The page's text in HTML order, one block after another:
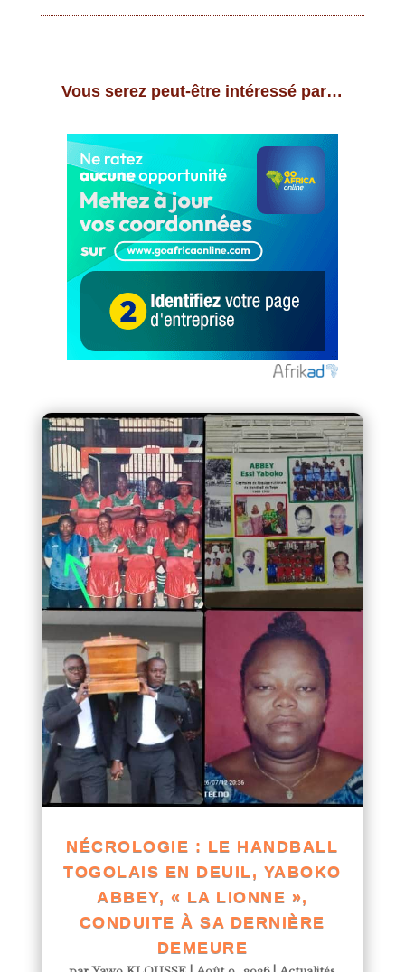
Vous serez peut-être intéressé par…
NÉCROLOGIE : LE HANDBALL
TOGOLAIS EN DEUIL, YABOKO
ABBEY, « LA LIONNE »,
CONDUITE À SA DERNIÈRE
DEMEURE